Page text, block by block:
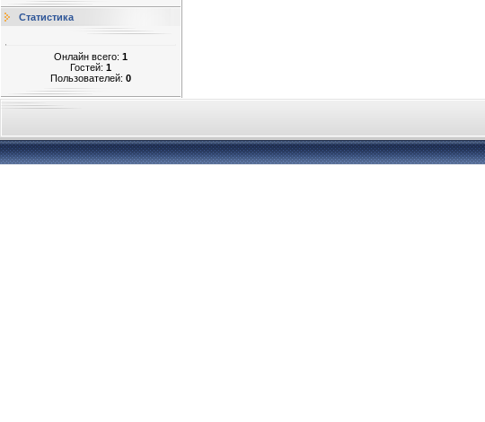
Статистика
Онлайн всего: 1
Гостей: 1
Пользователей: 0